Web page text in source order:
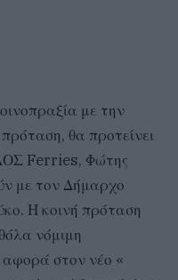
με την
θα προτείνει
Ferries, Φώτης
με τον Δήμαρχο
Η κοινή πρόταση
νόμιμη
αφορά στον νέο «